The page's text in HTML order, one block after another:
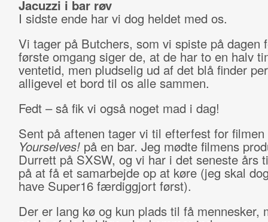
Jacuzzi i bar røv
I sidste ende har vi dog heldet med os.
Vi tager på Butchers, som vi spiste på dagen
første omgang siger de, at de har to en halv
ventetid, men pludselig ud af det blå finder
alligevel et bord til os alle sammen.
Fedt – så fik vi også noget mad i dag!
Sent på aftenen tager vi til efterfest for filmen
Yourselves!på en bar. Jeg mødte filmens
Durrett på SXSW, og vi har i det seneste års
på at få et samarbejde op at køre (jeg skal
have Super16 færdiggjort først).
Der er lang kø og kun plads til få mennesker,